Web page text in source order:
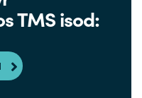
TMS isod: